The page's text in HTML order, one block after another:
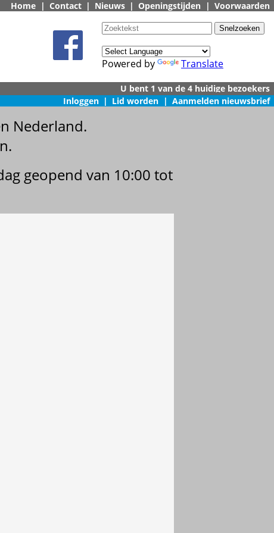
Home | Contact | Nieuws | Openingstijden | Voorwaarden
Powered by Translate
Inloggen | Lid worden | Aanmelden nieuwsbrief
Nederland.
geopend van 10:00 tot